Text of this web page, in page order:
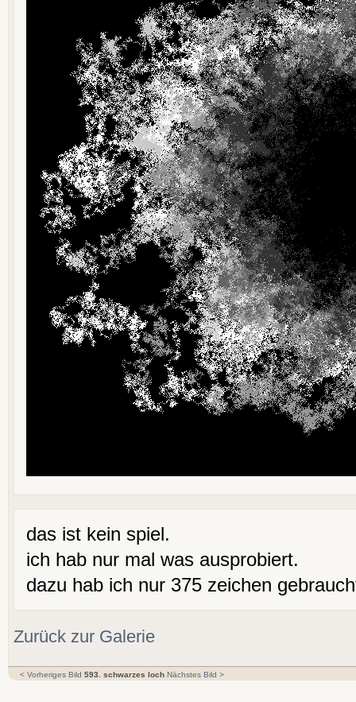
das ist kein spiel.
ich hab nur mal was ausprobiert.
dazu hab ich nur 375 zeichen
Zurück zur Galerie
< Vorheriges Bild 593. schwarzes loch Nächstes Bild >